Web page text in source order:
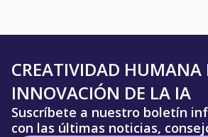
CREATIVIDAD HUMANA
INNOVACIÓN DE LA IA
Suscríbete a nuestro boletín
con las últimas noticias,